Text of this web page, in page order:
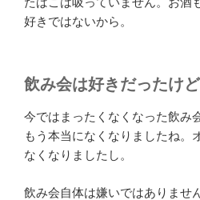
好きではないから。
飲み会は好きだったけど
今ではまったくなくなった飲み会
もう本当になくなりましたね。
なくなりましたし。
飲み会自体は嫌いではありませ